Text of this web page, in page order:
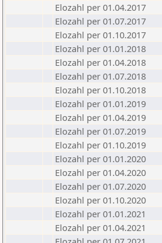
Elozahl per 01.04.2017
Elozahl per 01.07.2017
Elozahl per 01.10.2017
Elozahl per 01.01.2018
Elozahl per 01.04.2018
Elozahl per 01.07.2018
Elozahl per 01.10.2018
Elozahl per 01.01.2019
Elozahl per 01.04.2019
Elozahl per 01.07.2019
Elozahl per 01.10.2019
Elozahl per 01.01.2020
Elozahl per 01.04.2020
Elozahl per 01.07.2020
Elozahl per 01.10.2020
Elozahl per 01.01.2021
Elozahl per 01.04.2021